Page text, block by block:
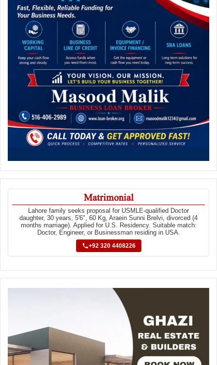
Matrimonial
Lahore family seeks proposal for USMLE-qualified Doctor
daughter, 30 years, 5'6", 60 Kg, Araein Sunni Brelvi, divorced (4
months marriage). Applied for U.S. Residency. Suitable match:
Doctor, Engineer, or Businessman residing in USA.
+92 320 4408226